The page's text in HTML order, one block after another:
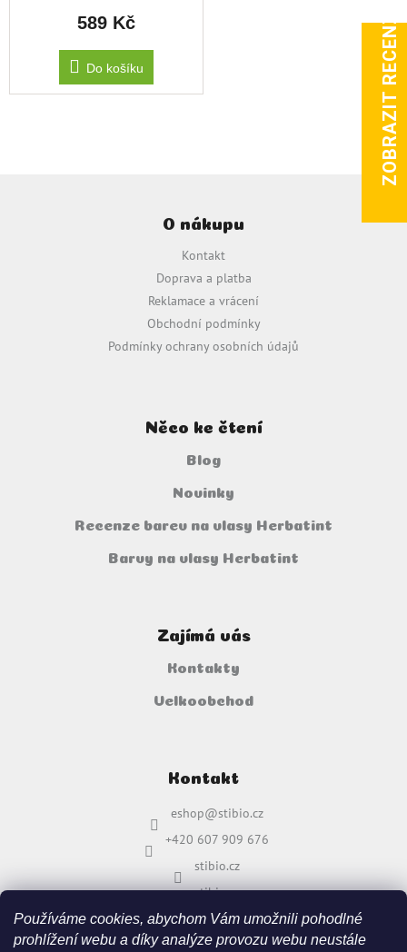
Používáme cookies, abychom Vám umožnili pohodlné
prohlížení webu a díky analýze provozu webu neustále
589 Kč
Do košíku
O nákupu
Kontakt
Doprava a platba
Reklamace a vrácení
Obchodní podmínky
Podmínky ochrany osobních údajů
Něco ke čtení
Blog
Novinky
Recenze barev na vlasy Herbatint
Barvy na vlasy Herbatint
Zajímá vás
Kontakty
Velkoobchod
Kontakt
eshop@stibio.cz
+420 607 909 676
stibio.cz
stibio.cz
ZOBRAZIT RECENZE